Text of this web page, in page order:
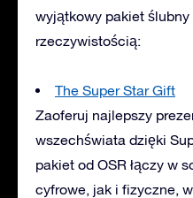
wyjątkowy pakiet
rzeczywistością:
The Super Star Gift
Zaoferuj najlepszy
wszechświata dzięki
pakiet od OSR łączy w
cyfrowe, jak i fizyczne,